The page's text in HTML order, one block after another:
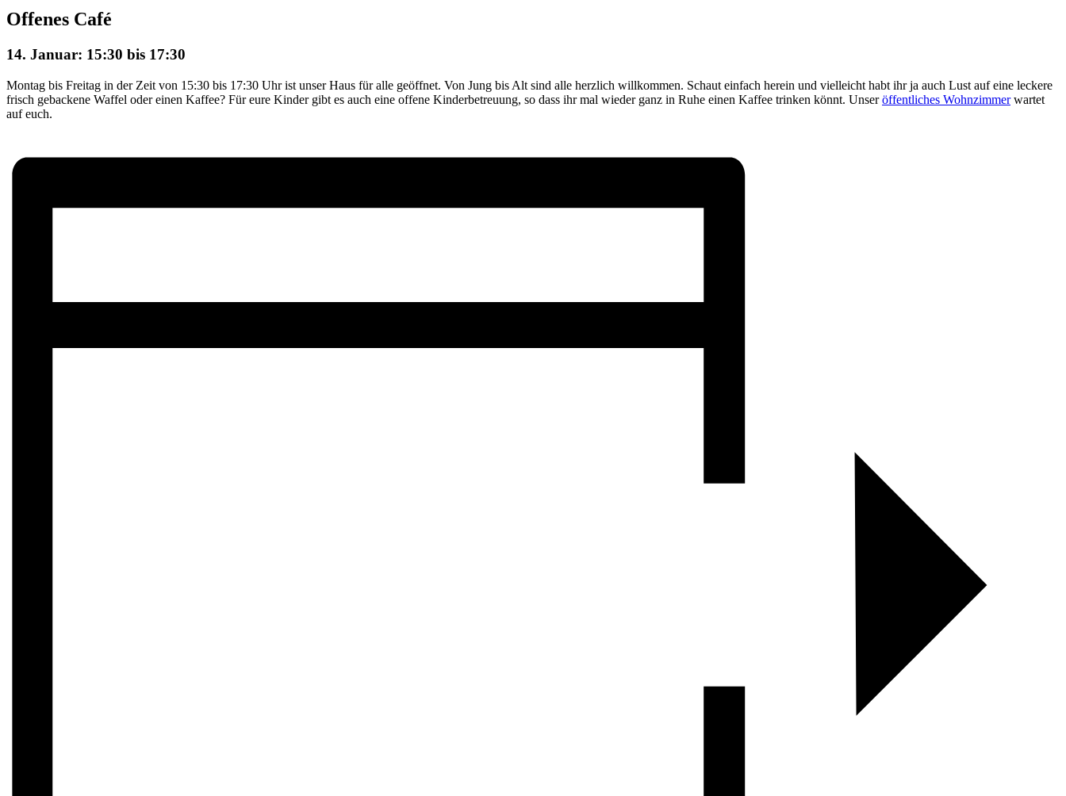
Offenes Café
14. Januar: 15:30 bis 17:30
Montag bis Freitag in der Zeit von 15:30 bis 17:30 Uhr ist unser Haus für alle geöffnet. Von Jung bis Alt sind alle herzlich willkommen. Schaut einfach herein und vielleicht habt ihr ja auch Lust auf eine leckere
frisch gebackene Waffel oder einen Kaffee? Für eure Kinder gibt es auch eine offene Kinderbetreuung, so dass ihr mal wieder ganz in Ruhe einen Kaffee trinken könnt. Unseröffentliches Wohnzimmerwartet
auf euch.